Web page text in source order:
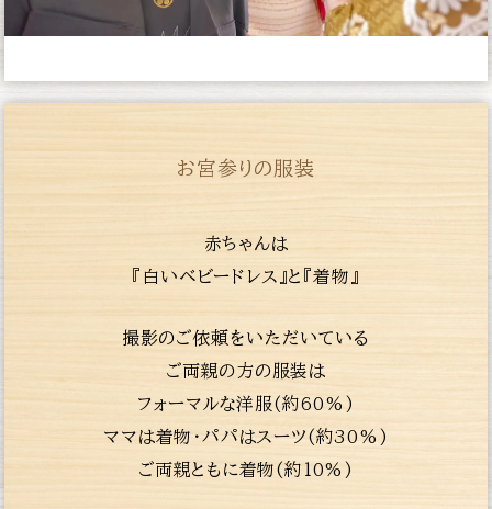
お宮参りの服装
赤ちゃんは
『白いベビードレス』と『着物』
撮影のご依頼をいただいている
ご両親の方の服装は
フォーマルな洋服(約60%)
ママは着物・パパはスーツ(約30%)
ご両親ともに着物(約10%)